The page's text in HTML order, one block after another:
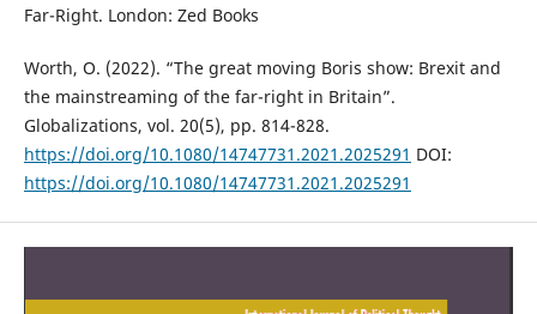
Far-Right. London: Zed Books
Worth, O. (2022). “The great moving Boris show: Brexit and
the mainstreaming of the far-right in Britain”.
Globalizations, vol. 20(5), pp. 814-828.
https://doi.org/10.1080/14747731.2021.2025291 DOI:
https://doi.org/10.1080/14747731.2021.2025291